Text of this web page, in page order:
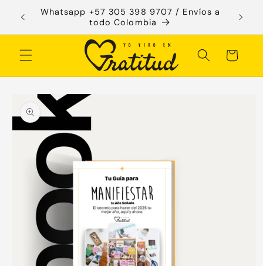
directamente
Whatsapp +57 305 398 9707 / Envíos a
todo Colombia
Te
Carrito
directamente
información
del producto